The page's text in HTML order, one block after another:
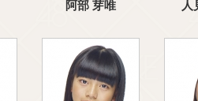
阿部 芽唯 人